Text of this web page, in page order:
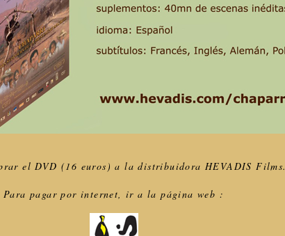
el DVD (16 euros) a la distribuidora HEVADIS Films.
Para pagar por internet, ir a la página web :